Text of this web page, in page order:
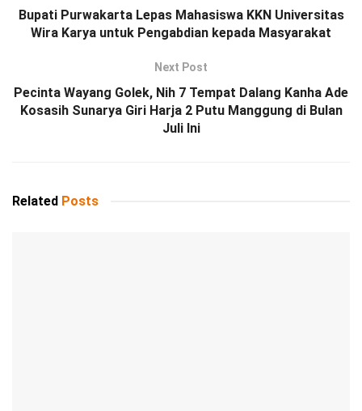
Bupati Purwakarta Lepas Mahasiswa KKN Universitas
Wira Karya untuk Pengabdian kepada Masyarakat
Next Post
Pecinta Wayang Golek, Nih 7 Tempat Dalang Kanha Ade
Kosasih Sunarya Giri Harja 2 Putu Manggung di Bulan
Juli Ini
Related Posts